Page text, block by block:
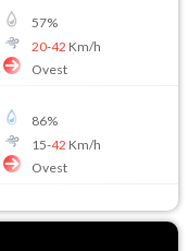
57%
20-42 Km/h
Ovest
86%
15-42 Km/h
Ovest